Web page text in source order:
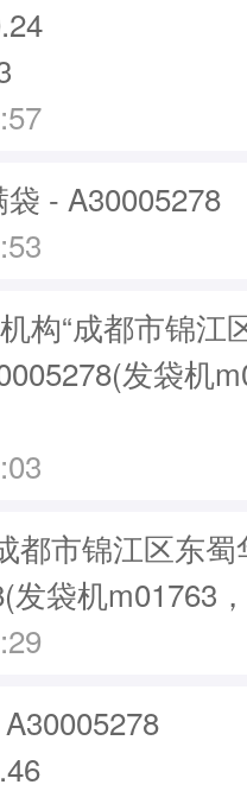
- A30005278
构“成都市锦江
发袋机
都市锦江区东
发袋机m01763